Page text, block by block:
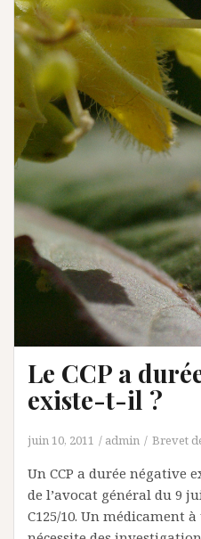
Le CCP a
existe-t-il ?
juin 10, 2011 admin Brevet
Un CCP a durée négative
de l’avocat général du 9
C125/10. Un médicament